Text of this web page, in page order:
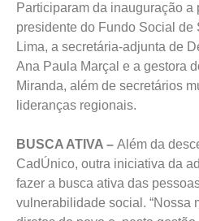
Participaram da inauguração a
presidente do Fundo Social de
Lima, a secretária-adjunta de
Ana Paula Marçal e a gestora
Miranda, além de secretários
lideranças regionais.
BUSCA ATIVA – Além da
CadÚnico, outra iniciativa da
fazer a busca ativa das
vulnerabilidade social. “Nossa